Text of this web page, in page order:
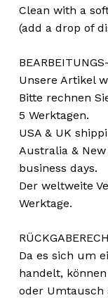
Clean with a
(add a drop of
Unsere Artikel
Bitte rechnen
5 Werktagen.
USA & UK
Australia &
business days.
Der weltweite
Werktage.
Da es sich um
handelt,
oder Umtausch